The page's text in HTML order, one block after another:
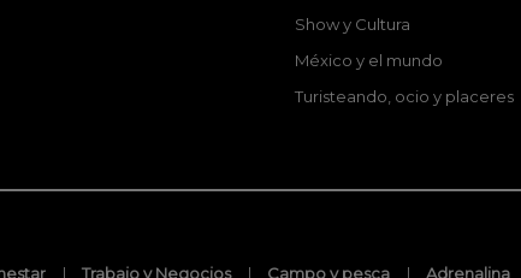
Show y Cultura
México y el mundo
Turisteando, ocio y placeres
Trabajo y Negocios Campo y pesca Adrenalina